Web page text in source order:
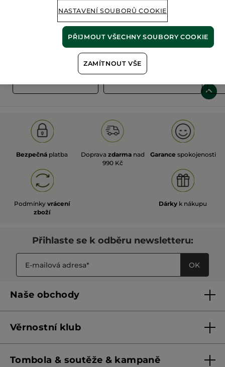
100%rostlinné
extrakty
60 hektarů
ekologických polí
Zobrazit více
Bezpečná platba Doprava zdarma nad
990 Kč
Garance spokojenosti
Podmínky vrácení
zboží
Dárky k nákupu
Přihlaste se k odběru newsletteru:
OK
Naše obchody
Franšízing
Věrnostní klub
Pravidla věrnostního klubu od 1. 6. 2026
Tombola & soutěže & kampaně
NASTAVENÍ SOUBORŮ COOKIE
ZAMÍTNOUT VŠE
PŘIJMOUT VŠECHNY SOUBORY COOKIE